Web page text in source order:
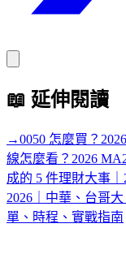
📖 延伸閱讀
→0050 怎麼買？
線怎麼看？2026
成的 5 件理財大事
2026｜中華、台哥
單、時程、實戰指南